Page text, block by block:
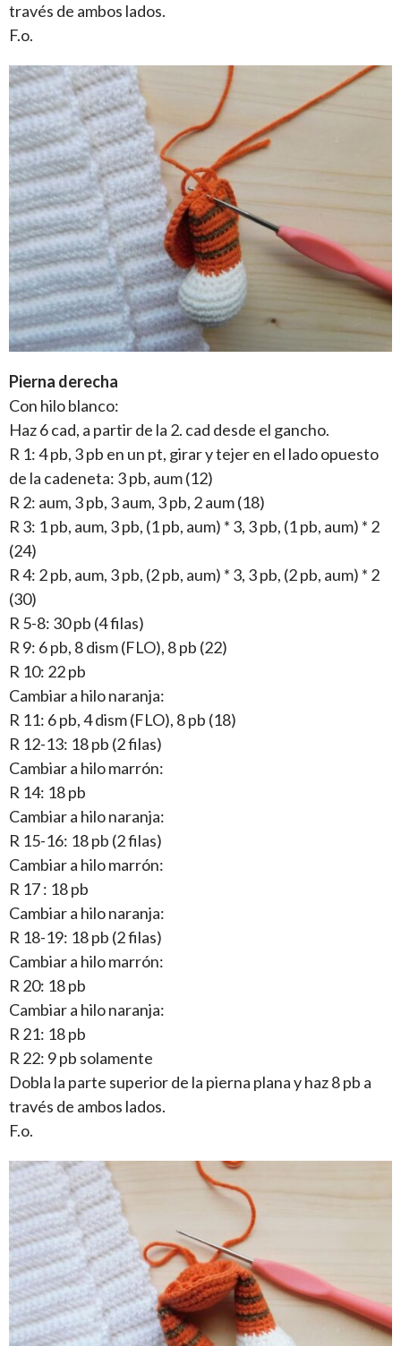
través de ambos lados.
F.o.
Pierna derecha
Con hilo blanco:
Haz 6 cad, a partir de la 2. cad desde el gancho.
R 1: 4 pb, 3 pb en un pt, girar y tejer en el lado opuesto
de la cadeneta: 3 pb, aum (12)
R 2: aum, 3 pb, 3 aum, 3 pb, 2 aum (18)
R 3: 1 pb, aum, 3 pb, (1 pb, aum) * 3, 3 pb, (1 pb, aum) * 2
(24)
R 4: 2 pb, aum, 3 pb, (2 pb, aum) * 3, 3 pb, (2 pb, aum) * 2
(30)
R 5-8: 30 pb (4 filas)
R 9: 6 pb, 8 dism (FLO), 8 pb (22)
R 10: 22 pb
Cambiar a hilo naranja:
R 11: 6 pb, 4 dism (FLO), 8 pb (18)
R 12-13: 18 pb (2 filas)
Cambiar a hilo marrón:
R 14: 18 pb
Cambiar a hilo naranja:
R 15-16: 18 pb (2 filas)
Cambiar a hilo marrón:
R 17 : 18 pb
Cambiar a hilo naranja:
R 18-19: 18 pb (2 filas)
Cambiar a hilo marrón:
R 20: 18 pb
Cambiar a hilo naranja:
R 21: 18 pb
R 22: 9 pb solamente
Dobla la parte superior de la pierna plana y haz 8 pb a
través de ambos lados.
F.o.